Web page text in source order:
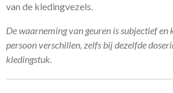
van de kledingvezels.
De waarneming van geuren is subjectief en
persoon verschillen, zelfs bij dezelfde
kledingstuk.